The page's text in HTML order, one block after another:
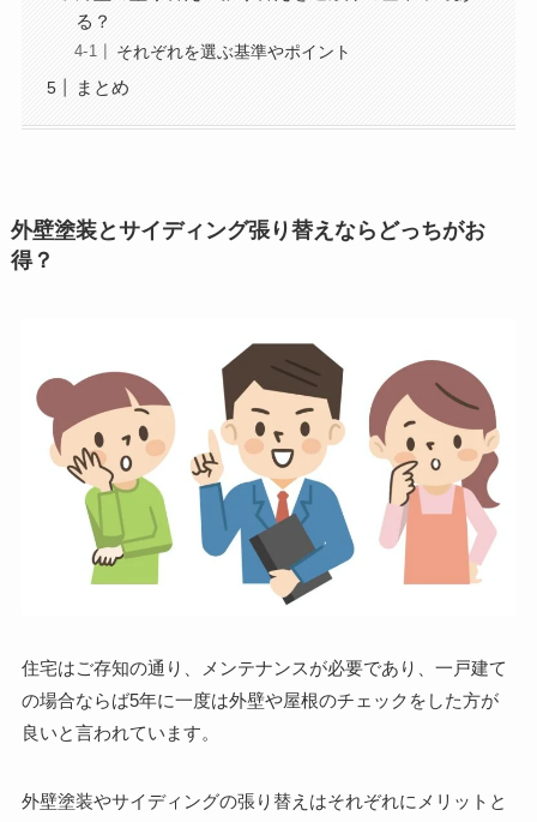
る？
それぞれを選ぶ基準やポイント
まとめ
外壁塗装とサイディング張り替えならどっちがお
得？
住宅はご存知の通り、メンテナンスが必要であり、 一戸建て
の場合ならば5年に一度は外壁や屋根のチェックをした方が
良いと言われています。
外壁塗装やサイディングの張り替えはそれぞれにメリットと